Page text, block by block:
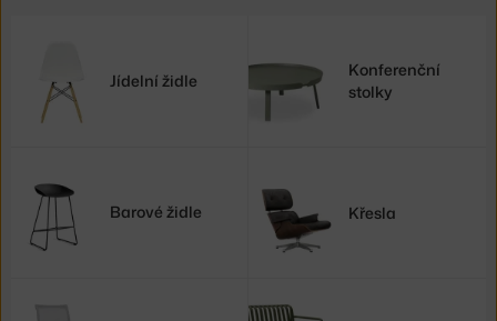
Jídelní židle
Konferenční
stolky
Barové židle Křesla